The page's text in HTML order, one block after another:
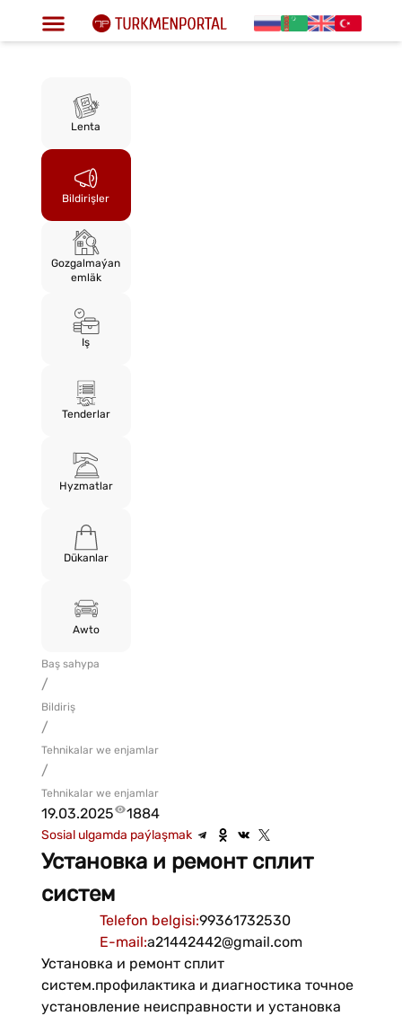
Lenta
Bildirişler
Gozgalmaýan
emläk
Iş
Tenderlar
Hyzmatlar
Dükanlar
Awto
Baş sahypa
/
Bildiriş
/
Tehnikalar we enjamlar
/
Tehnikalar we enjamlar
19.03.2025 1884
Sosial ulgamda paýlaşmak
Установка и ремонт сплит
систем
Telefon belgisi:99361732530
E-mail:a21442442@gmail.com
Установка и ремонт сплит
систем.профилактика и диагностика точное
установление неисправности и установка